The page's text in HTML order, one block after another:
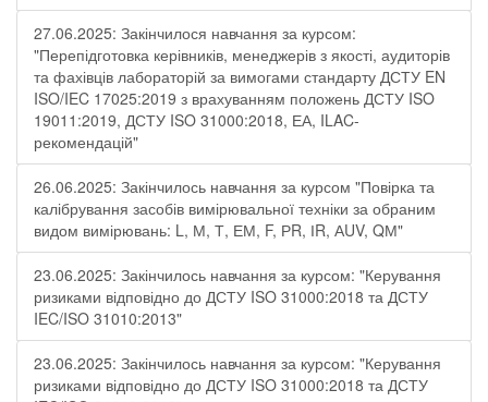
27.06.2025: Закінчилося навчання за курсом:
"Перепідготовка керівників, менеджерів з якості, аудиторів
та фахівців лабораторій за вимогами стандарту ДСТУ EN
ISO/IEC 17025:2019 з врахуванням положень ДСТУ ISO
19011:2019, ДСТУ ISO 31000:2018, ЕА, ILAC-
рекомендацій"
26.06.2025: Закінчилось навчання за курсом "Повірка та
калібрування засобів вимірювальної техніки за обраним
видом вимірювань: L, М, Т, ЕМ, F, РR, ІR, АUV, QМ"
23.06.2025: Закінчилось навчання за курсом: "Керування
ризиками відповідно до ДСТУ ISO 31000:2018 та ДСТУ
IEC/ISO 31010:2013"
23.06.2025: Закінчилось навчання за курсом: "Керування
ризиками відповідно до ДСТУ ISO 31000:2018 та ДСТУ